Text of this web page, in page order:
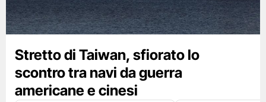
Stretto di Taiwan, sfiorato lo
scontro tra navi da guerra
americane e cinesi